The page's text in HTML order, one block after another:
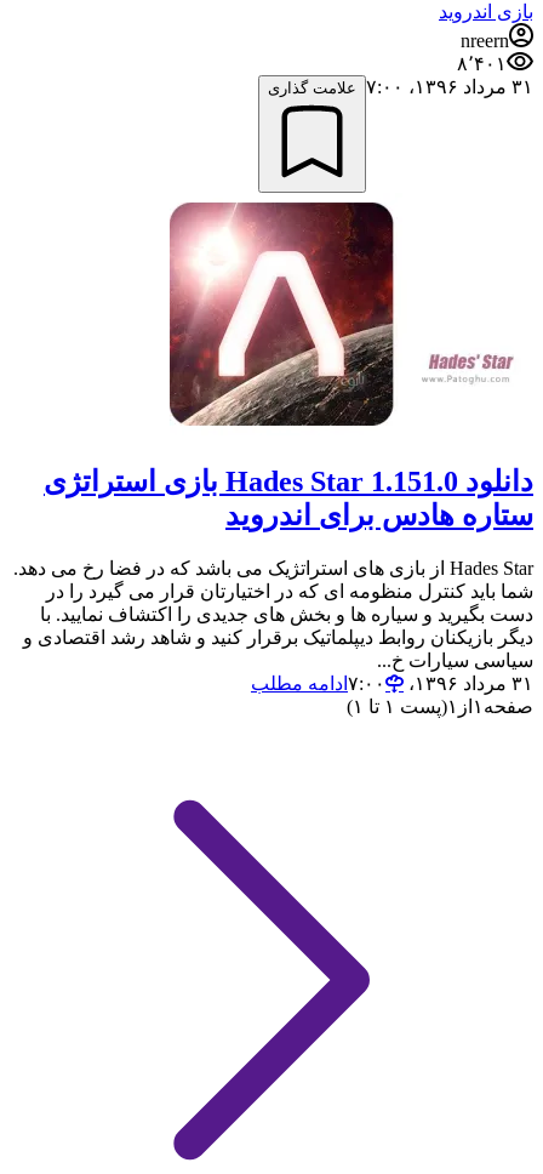
بازی اندروید
nreern
۸٬۴۰۱
۳۱ مرداد ۱۳۹۶،‏ ۷:۰۰
علامت گذاری
دانلود Hades Star 1.151.0 بازی استراتژی
ستاره هادس برای اندروید
Hades Star از بازی های استراتژیک می باشد که در فضا رخ می دهد.
شما باید کنترل منظومه ای که در اختیارتان قرار می گیرد را در
دست بگیرید و سیاره ها و بخش های جدیدی را اکتشاف نمایید. با
دیگر بازیکنان روابط دیپلماتیک برقرار کنید و شاهد رشد اقتصادی و
سیاسی سیارات خ...
۳۱ مرداد ۱۳۹۶،‏ ۷:۰۰
ادامه مطلب
صفحه ۱ از ۱(پست ۱ تا ۱)